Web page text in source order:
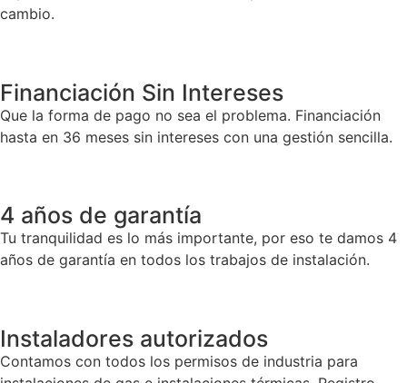
cambio.
Financiación Sin Intereses
Que la forma de pago no sea el problema. Financiación
hasta en 36 meses sin intereses con una gestión sencilla.
4 años de garantía
Tu tranquilidad es lo más importante, por eso te damos 4
años de garantía en todos los trabajos de instalación.
Instaladores autorizados
Contamos con todos los permisos de industria para